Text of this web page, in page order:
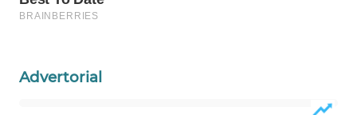
Advertorial
HEALTH
WISATA